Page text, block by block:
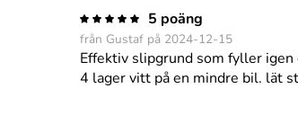
5 poäng
från Gustaf på 2024-12-15
Effektiv slipgrund som fyller
4 lager vitt på en mindre bil. lät